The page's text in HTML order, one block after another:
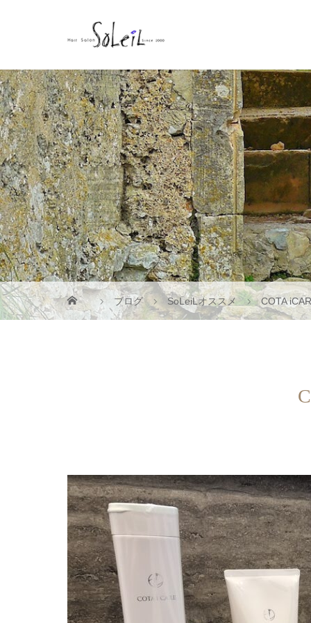
ブログ SoLeiLオススメ COTA